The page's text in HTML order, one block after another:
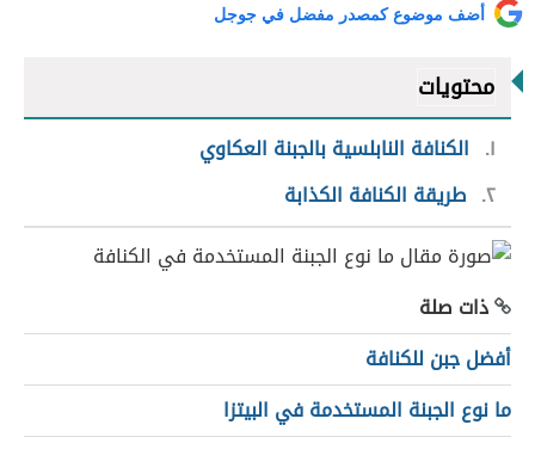
أضف موضوع كمصدر مفضل في جوجل
محتويات
١
الكنافة النابلسية بالجبنة العكاوي
٢ طريقة الكنافة الكذابة
ذات صلة
أفضل جبن للكنافة
ما نوع الجبنة المستخدمة في البيتزا